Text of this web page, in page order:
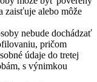
zaisťuje alebo môže
nebude dochádzať
pričom
údaje do tretej
s výnimkou